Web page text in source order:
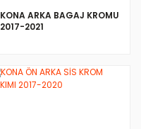
KONA ARKA BAGAJ KROMU
2017-2021